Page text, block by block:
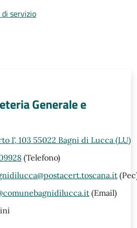
servizio
Generale e
I', 103 55022 Bagni di Lucca (LU)
(Telefono)
(Email)